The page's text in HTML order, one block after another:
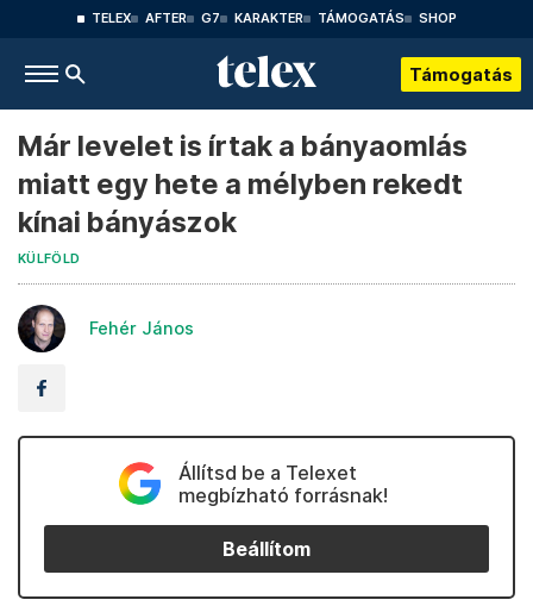
TELEX AFTER G7 KARAKTER TÁMOGATÁS SHOP
Támogatás
Már levelet is írtak a bányaomlás
miatt egy hete a mélyben rekedt
kínai bányászok
KÜLFÖLD
Fehér János
Állítsd be a Telexet
megbízható forrásnak!
Beállítom